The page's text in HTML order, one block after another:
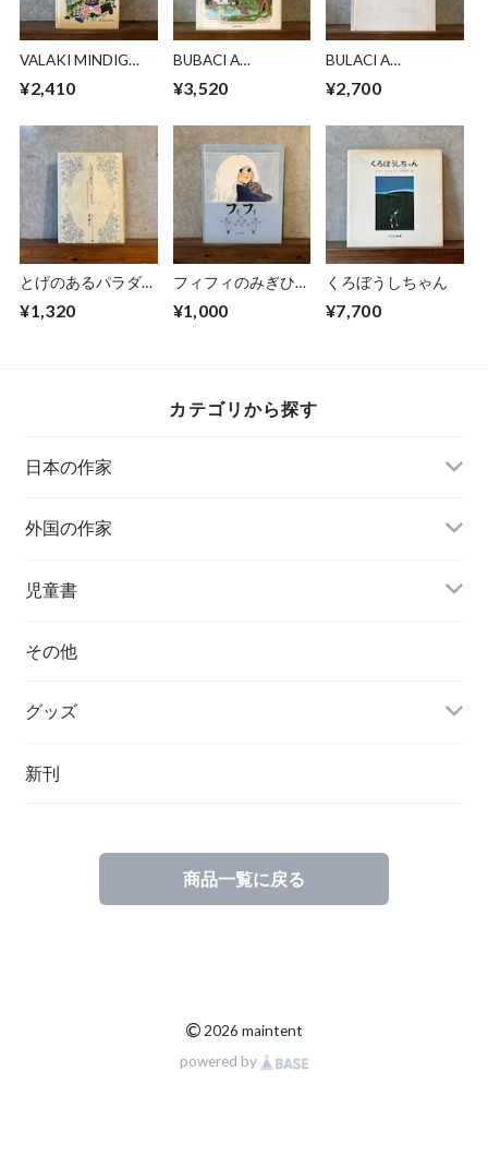
VALAKI MINDIG
¥2,410
BUBACI A
¥3,520
BULACI A
¥2,700
とげのあるパラダイ
¥1,320
フィフィのみぎひだ
¥1,000
くろぼうしちゃん
¥7,700
カテゴリから探す
日本の作家
外国の作家
チェコ
ハンガリー
その他
ポーランド
児童書
その他
グッズ
新刊
商品一覧に戻る
© 2026 maintent
powered by